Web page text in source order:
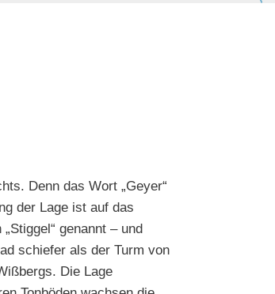
Denn das Wort „Geyer“
der Lage ist auf das
genannt – und
schiefer als der Turm von
Die Lage